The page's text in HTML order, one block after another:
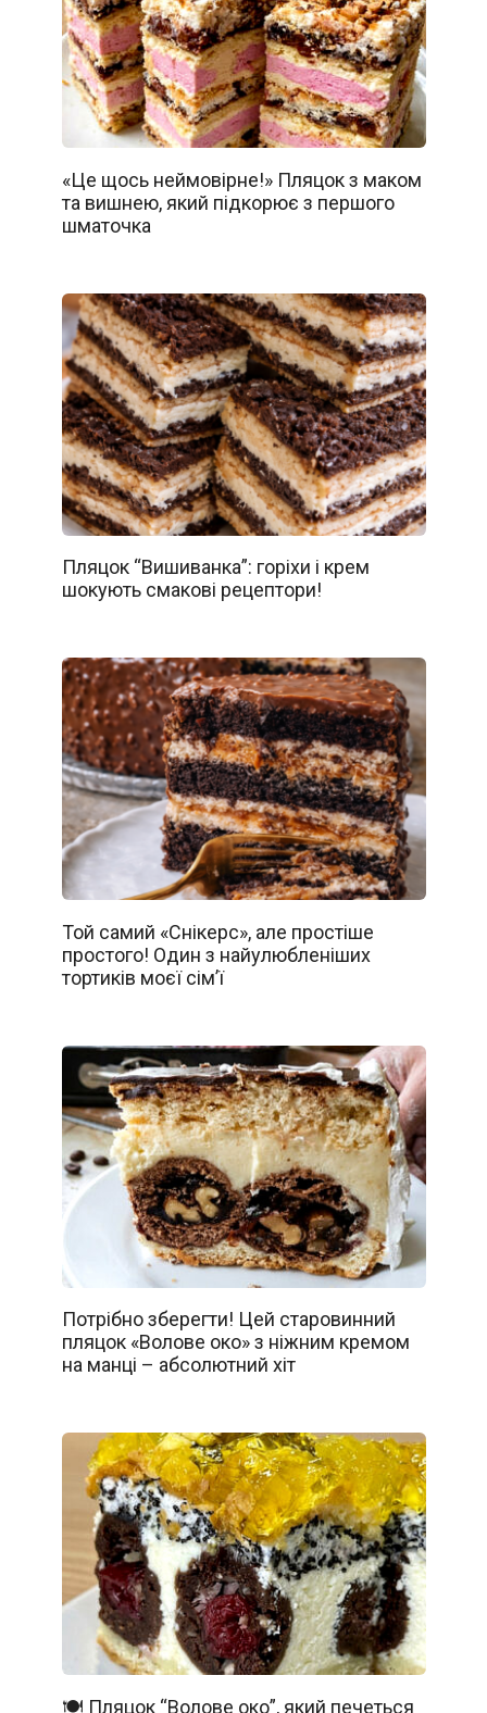
«Це щось неймовірне!» Пляцок з маком
та вишнею, який підкорює з першого
шматочка
Пляцок “Вишиванка”: горіхи і крем
шокують смакові рецептори!
Той самий «Снікерс», але простіше
простого! Один з найулюбленіших
тортиків моєї сім’ї
Потрібно зберегти! Цей старовинний
пляцок «Волове око» з ніжним кремом
на манці – абсолютний хіт
🍽️ Пляцок “Волове око”, який печеться